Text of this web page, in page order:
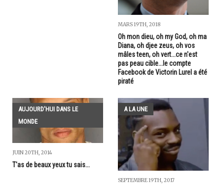
MARS 19TH, 2018
Oh mon dieu, oh my God, oh ma
Diana, oh djee zeus, oh vos
mâles teen, oh vert...ce n'est
pas peau cible...le compte
Facebook de Victorin Lurel a été
piraté
AUJOURD'HUI DANS LE
MONDE
JUIN 20TH, 2014
T'as de beaux yeux tu sais...
A LA UNE
SEPTEMBRE 19TH, 2017